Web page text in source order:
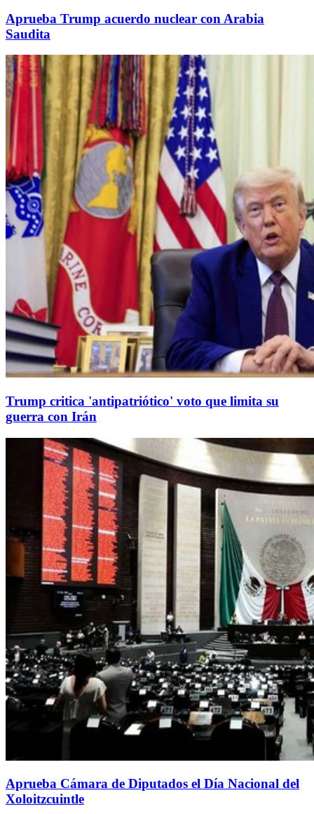
Aprueba Trump acuerdo nuclear con Arabia
Saudita
Trump critica 'antipatriótico' voto que limita su
guerra con Irán
Aprueba Cámara de Diputados el Día Nacional del
Xoloitzcuintle